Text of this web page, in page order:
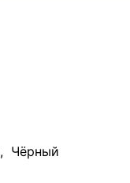
Чёрный